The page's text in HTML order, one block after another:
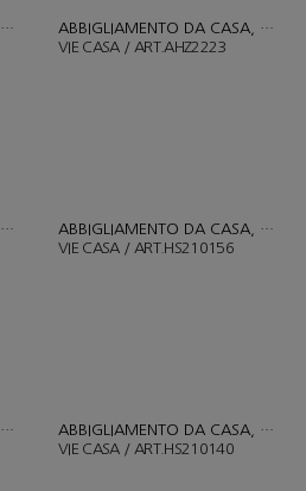
COMPLETO PIGIAMA,DONNE
ABBIGLIAMENTO DA CASA
VIE CASA / ART.AHZ2223
COMPLETO PIGIAMA
ABBIGLIAMENTO DA CASA
VIE CASA / ART.HS210156
COMPLETO PIGIAMA
ABBIGLIAMENTO DA CASA
VIE CASA / ART.HS210140